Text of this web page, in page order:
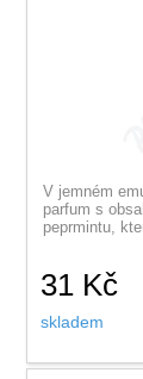
V jemném
parfum s
peprmintu,
31 Kč
skladem